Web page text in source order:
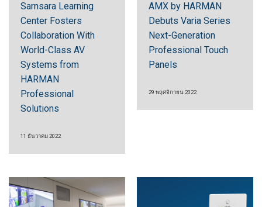
Sarnsara Learning
Center Fosters
Collaboration With
World-Class AV
Systems from
HARMAN
Professional
Solutions
11 ธันวาคม 2022
AMX by HARMAN
Debuts Varia Series
Next-Generation
Professional Touch
Panels
29 พฤศจิกายน 2022